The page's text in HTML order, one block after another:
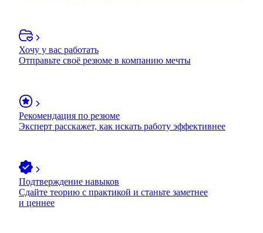
Хочу у вас работать
Отправьте своё резюме в компанию мечты
Рекомендация по резюме
Эксперт расскажет, как искать работу эффективнее
Подтверждение навыков
Сдайте теорию с практикой и станьте заметнее
и ценнее